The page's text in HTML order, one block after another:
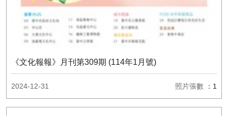
《文化報報》月刊第309期 (114年1月號)
2024-12-31 照片張數 ：1